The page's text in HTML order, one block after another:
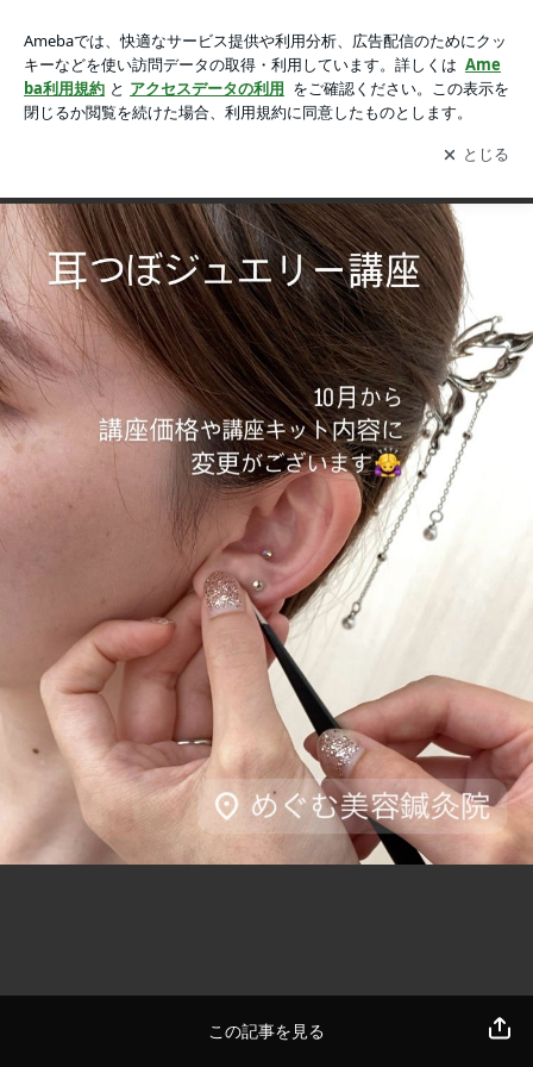
院】♪の画像 11枚中11枚目
耳つぼジュエリー講座１1月以降開催予定【めぐむ美容鍼灸院】♪
この記事を見る